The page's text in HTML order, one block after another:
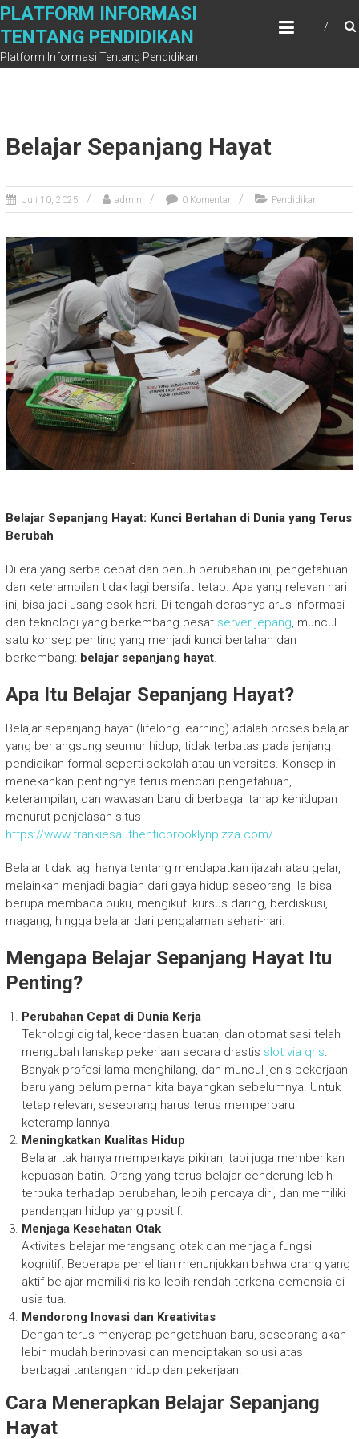
Skip
content
PLATFORM INFORMASI
TENTANG PENDIDIKAN
Platform Informasi Tentang Pendidikan
Belajar Sepanjang Hayat
Juli 10, 2025 admin 0 Komentar Pendidikan
Belajar Sepanjang Hayat: Kunci Bertahan di Dunia yang Terus
Berubah
Di era yang serba cepat dan penuh perubahan ini, pengetahuan
dan keterampilan tidak lagi bersifat tetap. Apa yang relevan hari
ini, bisa jadi usang esok hari. Di tengah derasnya arus informasi
dan teknologi yang berkembang pesat server jepang, muncul
satu konsep penting yang menjadi kunci bertahan dan
berkembang: belajar sepanjang hayat.
Apa Itu Belajar Sepanjang Hayat?
Belajar sepanjang hayat (lifelong learning) adalah proses belajar
yang berlangsung seumur hidup, tidak terbatas pada jenjang
pendidikan formal seperti sekolah atau universitas. Konsep ini
menekankan pentingnya terus mencari pengetahuan,
keterampilan, dan wawasan baru di berbagai tahap kehidupan
menurut penjelasan situs
https://www.frankiesauthenticbrooklynpizza.com/.
Belajar tidak lagi hanya tentang mendapatkan ijazah atau gelar,
melainkan menjadi bagian dari gaya hidup seseorang. Ia bisa
berupa membaca buku, mengikuti kursus daring, berdiskusi,
magang, hingga belajar dari pengalaman sehari-hari.
Mengapa Belajar Sepanjang Hayat Itu
Penting?
Perubahan Cepat di Dunia Kerja
Teknologi digital, kecerdasan buatan, dan otomatisasi telah
mengubah lanskap pekerjaan secara drastis slot via qris.
Banyak profesi lama menghilang, dan muncul jenis pekerjaan
baru yang belum pernah kita bayangkan sebelumnya. Untuk
tetap relevan, seseorang harus terus memperbarui
keterampilannya.
Meningkatkan Kualitas Hidup
Belajar tak hanya memperkaya pikiran, tapi juga memberikan
kepuasan batin. Orang yang terus belajar cenderung lebih
terbuka terhadap perubahan, lebih percaya diri, dan memiliki
pandangan hidup yang positif.
Menjaga Kesehatan Otak
Aktivitas belajar merangsang otak dan menjaga fungsi
kognitif. Beberapa penelitian menunjukkan bahwa orang yang
aktif belajar memiliki risiko lebih rendah terkena demensia di
usia tua.
Mendorong Inovasi dan Kreativitas
Dengan terus menyerap pengetahuan baru, seseorang akan
lebih mudah berinovasi dan menciptakan solusi atas
berbagai tantangan hidup dan pekerjaan.
Cara Menerapkan Belajar Sepanjang
Hayat